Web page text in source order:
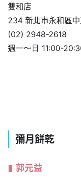
申請資格:
或「郭貴賓磅蛋糕禮